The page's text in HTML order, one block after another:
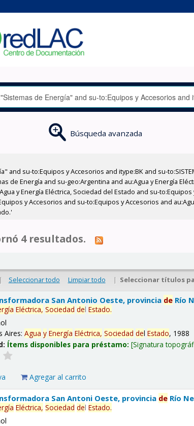
Búsqueda avanzada
su-to:Equipos y Accesorios and itype:BK and su-
de Energía and su-geo:Argentina and au:Agua y Energía
y Energía Eléctrica, Sociedad del Estado and su-
y Accesorios and su-to:Equipos y Accesorios and
4 resultados.
| Seleccionar todo Limpiar todo | Seleccionar títulos
San Antonio Oeste, provincia de Río
Eléctrica, Sociedad delEstado.
Aires:Agua y Energía Eléctrica, Sociedad delEstado, 1988
Ítems disponibles para préstamo: Signatura
Agregar al carrito
San Antoni Oeste, provincia de Río
Eléctrica, Sociedad delEstado.